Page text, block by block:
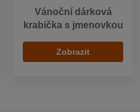
Vánoční dárková
krabička s jmenovkou
Zobrazit